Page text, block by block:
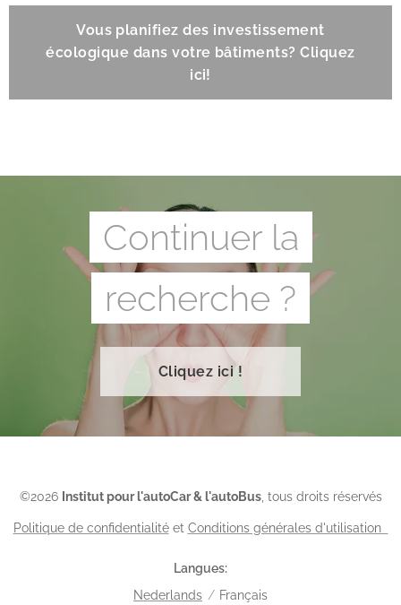
Vous planifiez des investissement
écologique dans votre bâtiments? Cliquez
ici!
Continuer la
recherche ?
Cliquez ici !
©2026 Institut pour l'autoCar & l'autoBus, tous droits réservés
Politique de confidentialitéet Conditions générales d'utilisation
Langues
Nederlands
Français